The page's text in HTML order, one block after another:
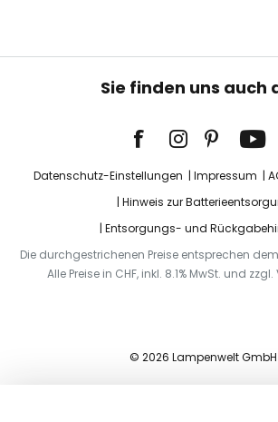
Sie finden uns auch
Datenschutz-Einstellungen Impressum
Hinweis zur
Entsorgungs- und
Die durchgestrichenen Preise entsprechen dem
Alle Preise in CHF, inkl. 8.1% MwSt. und
© 2026 Lampenwelt GmbH